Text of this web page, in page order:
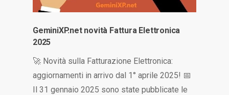
GeminiXP.net novità Fattura Elettronica
2025
🚀 Novità sulla Fatturazione Elettronica:
aggiornamenti in arrivo dal 1° aprile 2025! 📅
Il 31 gennaio 2025 sono state pubblicate le